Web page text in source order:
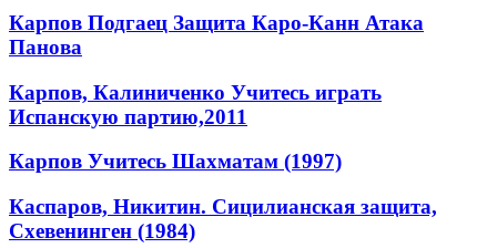
Карпов Подгаец Защита Каро-Канн Атака
Панова
Карпов, Калиниченко Учитесь играть
Испанскую партию,2011
Карпов Учитесь Шахматам (1997)
Каспаров, Никитин. Сицилианская защита,
Схевенинген (1984)